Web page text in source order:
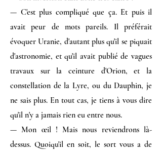
— C'est plus compliqué que ça. Et puis il
avait peur de mots pareils. Il préférait
évoquer Uranie, d'autant plus qu'il se piquait
d'astronomie, et qu'il avait publié de vagues
travaux sur la ceinture d'Orion, et la
constellation de la Lyre, ou du Dauphin, je
ne sais plus. En tout cas, je tiens à vous dire
qu'il n'y a jamais rien eu entre nous.
— Mon œil ! Mais nous reviendrons là-
dessus. Quoiqu'il en soit, le sort vous a de